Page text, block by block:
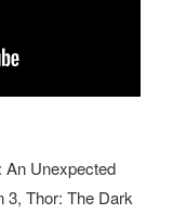
An Unexpected
Thor: The Dark